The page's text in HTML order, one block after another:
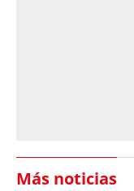
Más noticias